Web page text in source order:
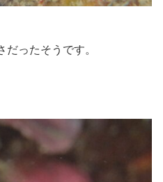
だったそうです。